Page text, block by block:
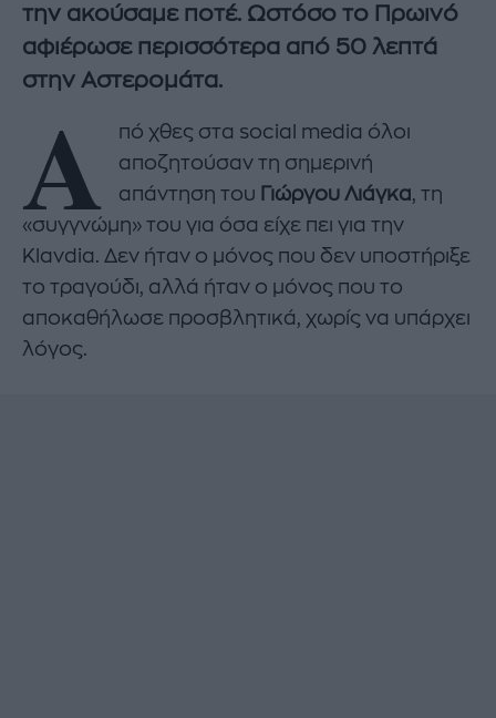
την ακούσαμε ποτέ. Ωστόσο το Πρωινό
αφιέρωσε περισσότερα από 50 λεπτά
στην Αστερομάτα.
Α
πό χθες στα social media όλοι
αποζητούσαν τη σημερινή
απάντηση του Γιώργου Λιάγκα, τη
«συγγνώμη» του για όσα είχε πει για την
Klavdia. Δεν ήταν ο μόνος που δεν υποστήριξε
το τραγούδι, αλλά ήταν ο μόνος που το
αποκαθήλωσε προσβλητικά, χωρίς να υπάρχει
λόγος.